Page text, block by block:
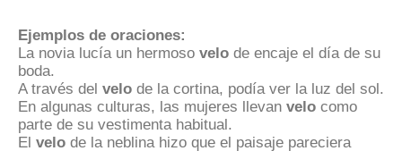
Ejemplos de oraciones:
La novia lucía un hermoso velo de encaje el día de su
boda.
A través del velo de la cortina, podía ver la luz del sol.
En algunas culturas, las mujeres llevan velo como
parte de su vestimenta habitual.
El velo de la neblina hizo que el paisaje pareciera